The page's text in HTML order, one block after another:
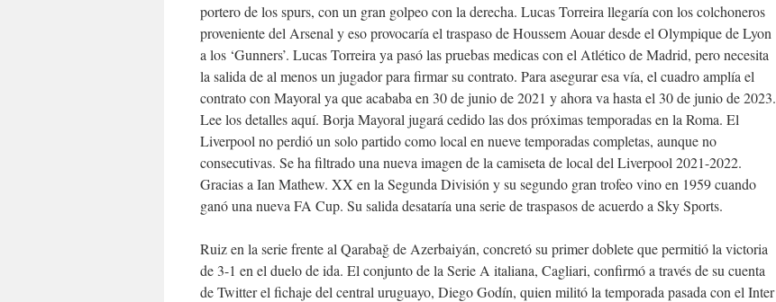
portero de los spurs, con un gran golpeo con la derecha. Lucas Torreira llegaría con los colchoneros
proveniente del Arsenal y eso provocaría el traspaso de Houssem Aouar desde el Olympique de Lyon
a los ‘Gunners’. Lucas Torreira ya pasó las pruebas medicas con el Atlético de Madrid, pero necesita
la salida de al menos un jugador para firmar su contrato. Para asegurar esa vía, el cuadro amplía el
contrato con Mayoral ya que acababa en 30 de junio de 2021 y ahora va hasta el 30 de junio de 2023.
Lee los detalles aquí. Borja Mayoral jugará cedido las dos próximas temporadas en la Roma. El
Liverpool no perdió un solo partido como local en nueve temporadas completas, aunque no
consecutivas. Se ha filtrado una nueva imagen de la camiseta de local del Liverpool 2021-2022.
Gracias a Ian Mathew. XX en la Segunda División y su segundo gran trofeo vino en 1959 cuando
ganó una nueva FA Cup. Su salida desataría una serie de traspasos de acuerdo a Sky Sports.
Ruiz en la serie frente al Qarabağ de Azerbaiyán, concretó su primer doblete que permitió la victoria
de 3-1 en el duelo de ida. El conjunto de la Serie A italiana, Cagliari, confirmó a través de su cuenta
de Twitter el fichaje del central uruguayo, Diego Godín, quien militó la temporada pasada con el Inter